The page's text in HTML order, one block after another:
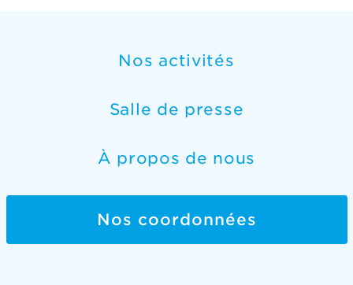
Nos activités
Salle de presse
À propos de nous
Nos coordonnées